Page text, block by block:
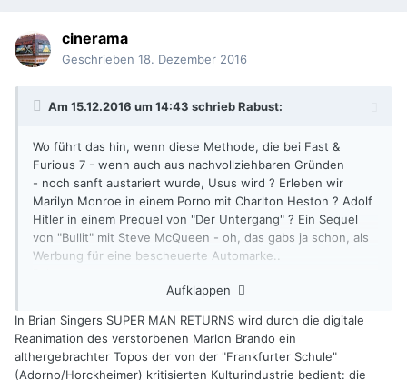
cinerama
Geschrieben 18. Dezember 2016
Am 15.12.2016 um 14:43 schriebRabust:
Wo führt das hin, wenn diese Methode, die bei Fast &
Furious 7 - wenn auch aus nachvollziehbaren Gründen
- noch sanft austariert wurde, Usus wird ? Erleben wir
Marilyn Monroe in einem Porno mit Charlton Heston ? Adolf
Hitler in einem Prequel von "Der Untergang" ? Ein Sequel
von "Bullit" mit Steve McQueen - oh, das gabs ja schon, als
Werbung für eine bescheuerte Automarke..
Aufklappen
In Brian Singers SUPER MAN RETURNS wird durch die digitale
Reanimation des verstorbenen Marlon Brando ein
althergebrachter Topos der von der "Frankfurter Schule"
(Adorno/Horckheimer) kritisierten Kulturindustrie bedient: die